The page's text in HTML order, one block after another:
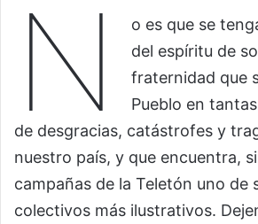
N
o es que se
del espíritu de
fraternidad que
Pueblo en
de desgracias, catástrofes y
nuestro país, y que encuentra,
campañas de la Teletón uno de
colectivos más ilustrativos.